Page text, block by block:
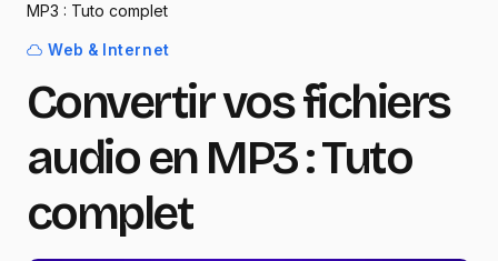
MP3 : Tuto complet
Web & Internet
Convertir vos fichiers
audio en MP3 : Tuto
complet